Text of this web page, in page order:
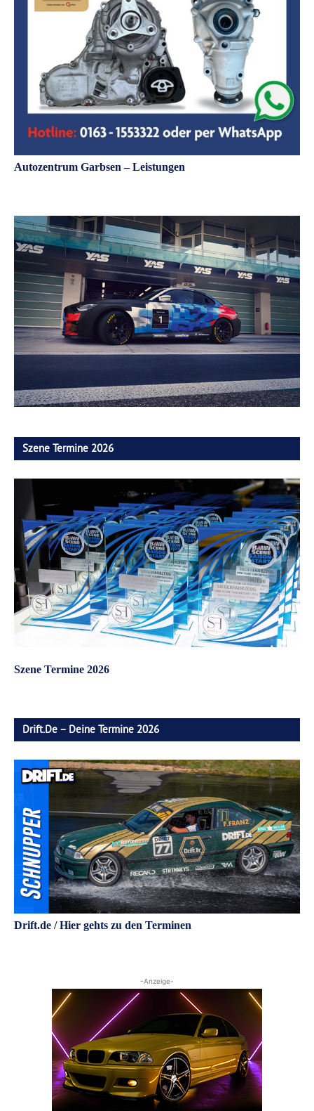
Autozentrum Garbsen – Leistungen
Szene Termine 2026
Szene Termine 2026
Drift.de – Deine Termine 2026
Drift.de / Hier gehts zu den Terminen
-Anzeige-